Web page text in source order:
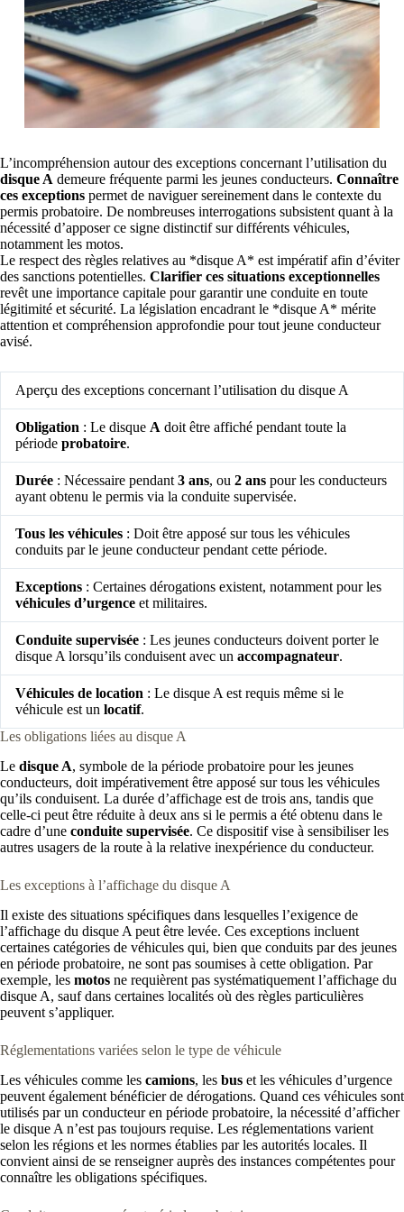
L’incompréhension autour des exceptions concernant l’utilisation du
disque A demeure fréquente parmi les jeunes conducteurs. Connaître
ces exceptions permet de naviguer sereinement dans le contexte du
permis probatoire. De nombreuses interrogations subsistent quant à la
nécessité d’apposer ce signe distinctif sur différents véhicules,
notamment les motos.
Le respect des règles relatives au *disque A* est impératif afin d’éviter
des sanctions potentielles. Clarifier ces situations exceptionnelles
revêt une importance capitale pour garantir une conduite en toute
légitimité et sécurité. La législation encadrant le *disque A* mérite
attention et compréhension approfondie pour tout jeune conducteur
avisé.
Aperçu des exceptions concernant l’utilisation du disque A
Obligation : Le disque A doit être affiché pendant toute la
période probatoire.
Durée : Nécessaire pendant 3 ans, ou 2 ans pour les conducteurs
ayant obtenu le permis via la conduite supervisée.
Tous les véhicules : Doit être apposé sur tous les véhicules
conduits par le jeune conducteur pendant cette période.
Exceptions : Certaines dérogations existent, notamment pour les
véhicules d’urgence et militaires.
Conduite supervisée : Les jeunes conducteurs doivent porter le
disque A lorsqu’ils conduisent avec un accompagnateur.
Véhicules de location : Le disque A est requis même si le
véhicule est un locatif.
Les obligations liées au disque A
Le disque A, symbole de la période probatoire pour les jeunes
conducteurs, doit impérativement être apposé sur tous les véhicules
qu’ils conduisent. La durée d’affichage est de trois ans, tandis que
celle-ci peut être réduite à deux ans si le permis a été obtenu dans le
cadre d’une conduite supervisée. Ce dispositif vise à sensibiliser les
autres usagers de la route à la relative inexpérience du conducteur.
Les exceptions à l’affichage du disque A
Il existe des situations spécifiques dans lesquelles l’exigence de
l’affichage du disque A peut être levée. Ces exceptions incluent
certaines catégories de véhicules qui, bien que conduits par des jeunes
en période probatoire, ne sont pas soumises à cette obligation. Par
exemple, les motos ne requièrent pas systématiquement l’affichage du
disque A, sauf dans certaines localités où des règles particulières
peuvent s’appliquer.
Réglementations variées selon le type de véhicule
Les véhicules comme les camions, les bus et les véhicules d’urgence
peuvent également bénéficier de dérogations. Quand ces véhicules sont
utilisés par un conducteur en période probatoire, la nécessité d’afficher
le disque A n’est pas toujours requise. Les réglementations varient
selon les régions et les normes établies par les autorités locales. Il
convient ainsi de se renseigner auprès des instances compétentes pour
connaître les obligations spécifiques.